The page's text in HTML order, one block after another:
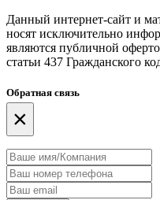
Данный интернет-сайт и
носят исключительно
являются публичной
статьи 437 Гражданского
Обратная связь
×